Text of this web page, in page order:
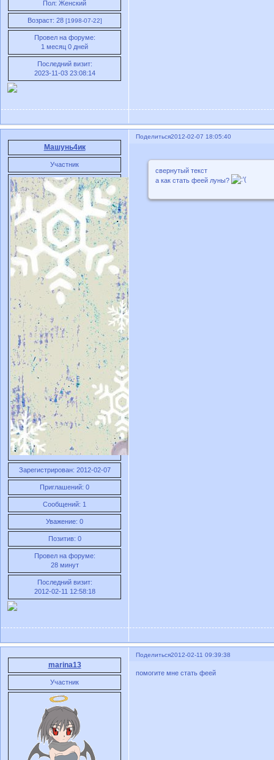
Пол: Женский
Возраст: 28 [1998-07-22]
Провел на форуме:
1 месяц 0 дней
Последний визит:
2023-11-03 23:08:14
Поделиться2012-02-07 18:05:40
Машунь4ик
Участник
Зарегистрирован: 2012-02-07
Приглашений: 0
Сообщений: 1
Уважение: 0
Позитив: 0
Провел на форуме:
28 минут
Последний визит:
2012-02-11 12:58:18
свернутый текст
а как стать феей луны?
Поделиться2012-02-11 09:39:38
marina13
Участник
помогите мне стать феей